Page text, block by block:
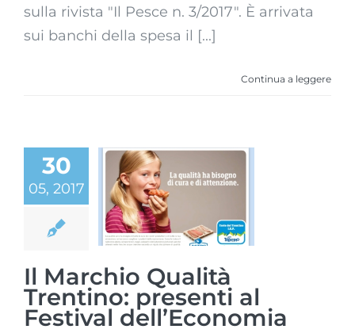
sulla rivista "Il Pesce n. 3/2017". È arrivata
sui banchi della spesa il [...]
Continua a leggere
30
05, 2017
Il Marchio
Qualità
Trentino:
presenti al
Festival
dell’Economia
Il Marchio Qualità
Trentino: presenti al
Festival dell’Economia